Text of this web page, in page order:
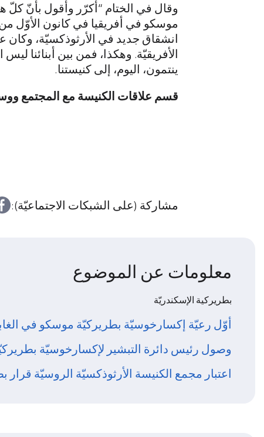
وقال في الختام “أكرّر وأقول بأنّ
انشقاق جديد في الأرثوذكسيّة، وكان
الأفريقيّة. وهكذا، فمن بين أبنائنا
ينتمون، اليوم، إلى كنيستنا.
قسم علاقات الكنيسة مع المجتمع
مشاركة (على الشبكات الاجتماعيّة):
معلومات عن الموضوع
بطريركية الإسكندريّة
أوّل رعيّة إكسارخوسيّة بطريركيّة موسكو في
وصول رئيس دائرة التبشير لإكسارخوسيّة
اعتبار مجمع الكنيسة الأرثوذكسيّة الروسيّة قرار